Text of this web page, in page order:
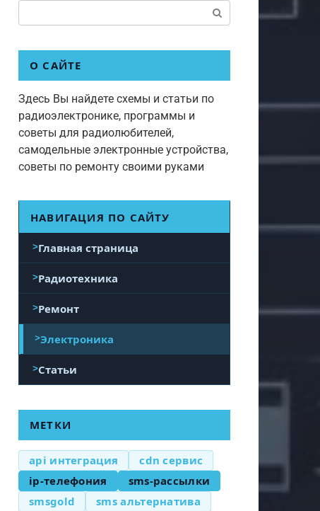
О САЙТЕ
Здесь Вы найдете схемы и статьи по
радиоэлектронике, программы и
советы для радиолюбителей,
самодельные электронные устройства,
советы по ремонту своими руками
НАВИГАЦИЯ ПО САЙТУ
Главная страница
Радиотехника
Ремонт
Электроника
Статьи
МЕТКИ
api интеграция
cdn сервис
ip-телефония
sms-рассылки
smsgold
sms альтернатива